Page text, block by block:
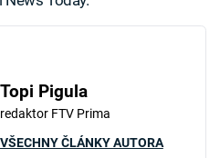
Topi Pigula
redaktor FTV Prima
VŠECHNY ČLÁNKY AUTORA